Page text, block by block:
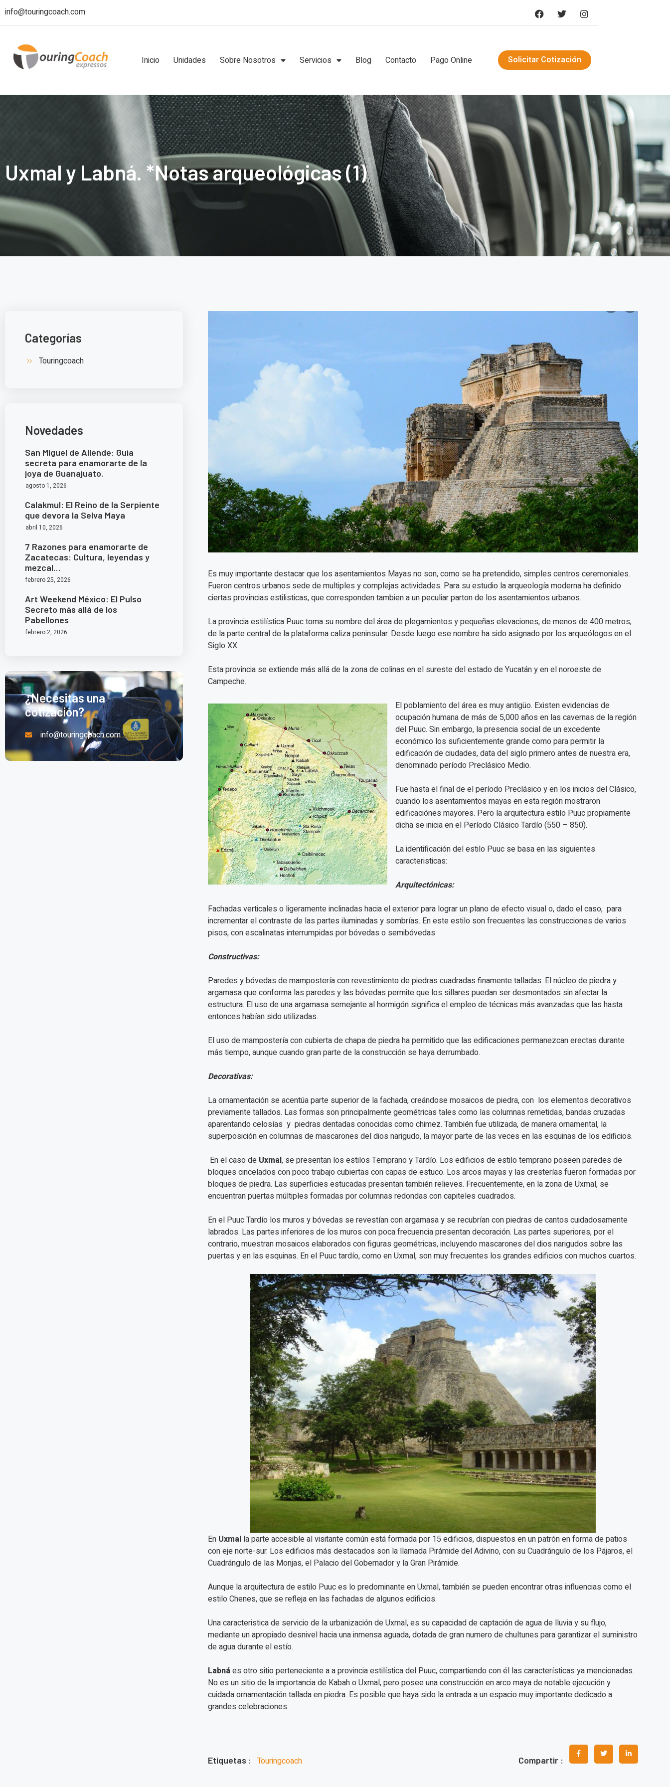
info@touringcoach.com
Inicio Unidades Sobre Nosotros Servicios Blog Contacto Pago Online Solicitar Cotización
Uxmal y Labná. *Notas arqueológicas (1)
Categorías
Touringcoach
Novedades
San Miguel de Allende: Guía
secreta para enamorarte de la
joya de Guanajuato.
agosto 1, 2026
Calakmul: El Reino de la Serpiente
que devora la Selva Maya
abril 10, 2026
7 Razones para enamorarte de
Zacatecas: Cultura, leyendas y
mezcal…
febrero 25, 2026
Art Weekend México: El Pulso
Secreto más allá de los
Pabellones
febrero 2, 2026
¿Necesitas una
cotización?
info@touringcoach.com
Es muy importante destacar que los asentamientos Mayas no son, como se ha pretendido, simples centros ceremoniales.
Fueron centros urbanos sede de multiples y complejas actividades. Para su estudio la arqueología moderna ha definido
ciertas provincias estilisticas, que corresponden tambien a un peculiar parton de los asentamientos urbanos.
La provincia estilística Puuc toma su nombre del área de plegamientos y pequeñas elevaciones, de menos de 400 metros,
de la parte central de la plataforma caliza peninsular. Desde luego ese nombre ha sido asignado por los arqueólogos en el
Siglo XX.
Esta provincia se extiende más allá de la zona de colinas en el sureste del estado de Yucatán y en el noroeste de
Campeche.
El poblamiento del área es muy antigüo. Existen evidencias de
ocupación humana de más de 5,000 años en las cavernas de la región
del Puuc. Sin embargo, la presencia social de un excedente
económico los suficientemente grande como para permitir la
edificación de ciudades, data del siglo primero antes de nuestra era,
denominado período Preclásico Medio.
Fue hasta el final de el período Preclásico y en los inicios del Clásico,
cuando los asentamientos mayas en esta región mostraron
edificaciónes mayores. Pero la arquitectura estilo Puuc propiamente
dicha se inicia en el Período Clásico Tardío (550 – 850).
La identificación del estilo Puuc se basa en las siguientes
caracteristicas:
Arquitectónicas:
Fachadas verticales o ligeramente inclinadas hacia el exterior para lograr un plano de efecto visual o, dado el caso, para
incrementar el contraste de las partes iluminadas y sombrías. En este estilo son frecuentes las construcciones de varios
pisos, con escalinatas interrumpidas por bóvedas o semibóvedas
Constructivas:
Paredes y bóvedas de mampostería con revestimiento de piedras cuadradas finamente talladas. El núcleo de piedra y
argamasa que conforma las paredes y las bóvedas permite que los sillares puedan ser desmontados sin afectar la
estructura. El uso de una argamasa semejante al hormigón significa el empleo de técnicas más avanzadas que las hasta
entonces habían sido utilizadas.
El uso de mampostería con cubierta de chapa de piedra ha permitido que las edificaciones permanezcan erectas durante
más tiempo, aunque cuando gran parte de la construcción se haya derrumbado.
Decorativas:
La ornamentación se acentúa parte superior de la fachada, creándose mosaicos de piedra, con los elementos decorativos
previamente tallados. Las formas son principalmente geométricas tales como las columnas remetidas, bandas cruzadas
aparentando celosías y piedras dentadas conocidas como chimez. También fue utilizada, de manera ornamental, la
superposición en columnas de mascarones del dios narigudo, la mayor parte de las veces en las esquinas de los edificios.
En el caso de Uxmal, se presentan los estilos Temprano y Tardío. Los edificios de estilo temprano poseen paredes de
bloques cincelados con poco trabajo cubiertas con capas de estuco. Los arcos mayas y las cresterías fueron formadas por
bloques de piedra. Las superficies estucadas presentan también relieves. Frecuentemente, en la zona de Uxmal, se
encuentran puertas múltiples formadas por columnas redondas con capiteles cuadrados.
En el Puuc Tardío los muros y bóvedas se revestían con argamasa y se recubrían con piedras de cantos cuidadosamente
labrados. Las partes inferiores de los muros con poca frecuencia presentan decoración. Las partes superiores, por el
contrario, muestran mosaicos elaborados con figuras geométricas, incluyendo mascarones del dios narigudos sobre las
puertas y en las esquinas. En el Puuc tardío, como en Uxmal, son muy frecuentes los grandes edificios con muchos cuartos.
EnUxmalla parte accesible al visitante común está formada por 15 edificios, dispuestos en un patrón en forma de patios
con eje norte-sur. Los edificios más destacados son la llamada Pirámide del Adivino, con su Cuadrángulo de los Pájaros, el
Cuadrángulo de las Monjas, el Palacio del Gobernador y la Gran Pirámide.
Aunque la arquitectura de estilo Puuc es lo predominante en Uxmal, también se pueden encontrar otras influencias como el
estilo Chenes, que se refleja en las fachadas de algunos edificios.
Una caracteristica de servicio de la urbanización de Uxmal, es su capacidad de captación de agua de lluvia y su flujo,
mediante un apropiado desnivel hacia una inmensa aguada, dotada de gran numero de chultunes para garantizar el suministro
de agua durante el estío.
Labnáes otro sitio perteneciente a a provincia estilística del Puuc, compartiendo con él las características ya mencionadas.
No es un sitio de la importancia de Kabah o Uxmal, pero posee una construcción en arco maya de notable ejecución y
cuidada ornamentación tallada en piedra. Es posible que haya sido la entrada a un espacio muy importante dedicado a
grandes celebraciones.
Etiquetas : Touringcoach Compartir :